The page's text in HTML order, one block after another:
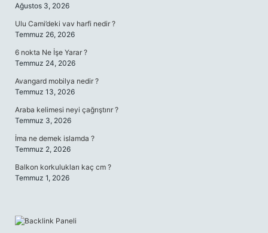
Ağustos 3, 2026
Ulu Cami’deki vav harfi nedir ?
Temmuz 26, 2026
6 nokta Ne İşe Yarar ?
Temmuz 24, 2026
Avangard mobilya nedir ?
Temmuz 13, 2026
Araba kelimesi neyi çağrıştırır ?
Temmuz 3, 2026
İma ne demek islamda ?
Temmuz 2, 2026
Balkon korkulukları kaç cm ?
Temmuz 1, 2026